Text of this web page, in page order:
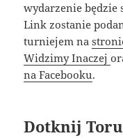
wydarzenie będzie
Link zostanie
turniejem na
Widzimy Inaczej
na Facebooku.
Dotknij